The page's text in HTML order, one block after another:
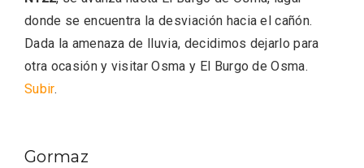
donde se encuentra la desviación hacia el cañón.
Dada la amenaza de lluvia, decidimos dejarlo para
otra ocasión y visitar Osma y El Burgo de Osma.
Subir.
Gormaz